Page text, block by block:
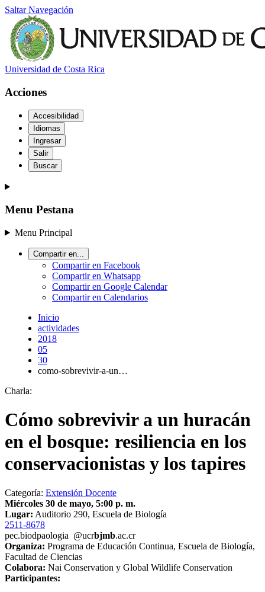
Saltar Navegación
Universidad de Costa Rica
Acciones
Accesibilidad
Idiomas
Ingresar
Salir
Buscar
Menu Pestana
Menu Principal
Compartir en...
Compartir en Facebook
Compartir en Whatsapp
Compartir en Google Calendar
Compartir en Calendarios
Inicio
actividades
2018
05
30
como-sobrevivir-a-un…
Charla:
Cómo sobrevivir a un huracán
en el bosque: resiliencia en los
conservacionistas y los tapires
Categoría: Extensión Docente
Miércoles 30 de mayo, 5:00 p. m.
Lugar: Auditorio 290, Escuela de Biología
2511-8678
pec.biodpaologia @ucrbjmb.ac.cr
Organiza: Programa de Educación Continua, Escuela de Biología,
Facultad de Ciencias
Colabora: Nai Conservation y Global Wildlife Conservation
Participantes: